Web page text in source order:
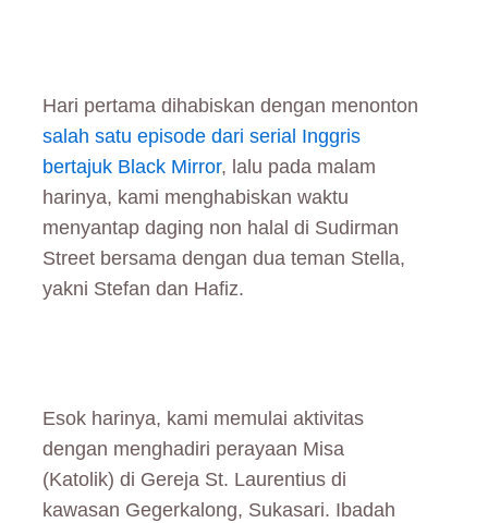
Hari pertama dihabiskan dengan menonton
salah satu episode dari serial Inggris
bertajuk Black Mirror, lalu pada malam
harinya, kami menghabiskan waktu
menyantap daging non halal di Sudirman
Street bersama dengan dua teman Stella,
yakni Stefan dan Hafiz.
Esok harinya, kami memulai aktivitas
dengan menghadiri perayaan Misa
(Katolik) di Gereja St. Laurentius di
kawasan Gegerkalong, Sukasari. Ibadah